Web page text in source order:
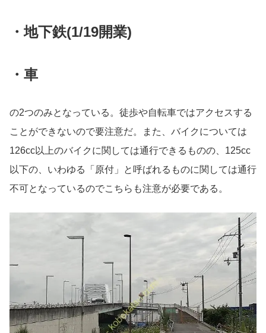
・地下鉄(1/19開業)
・車
の2つのみとなっている。徒歩や自転車ではアクセスする
ことができないので要注意だ。また、バイクについては
126cc以上のバイクに関しては通行できるものの、125cc
以下の、いわゆる「原付」と呼ばれるものに関しては通行
不可となっているのでこちらも注意が必要である。